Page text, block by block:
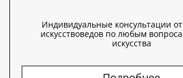
Индивидуальные консультации
искусствоведов по любым
искусства